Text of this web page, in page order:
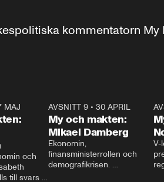
kommentatorn
MAJ
och
till svars
AVSNITT 9• 30 APRIL
My och makten:
Mikael Damberg
Ekonomin,
finansministerrollen och
demografikrisen.
V-